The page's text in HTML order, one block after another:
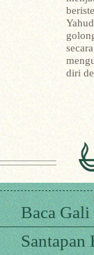
diri
Baca
Santapan